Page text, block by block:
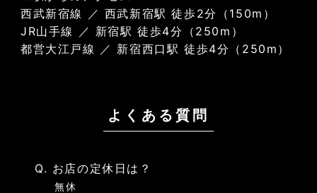
西武新宿線 ／ 西武新宿駅 徒歩2分（150m）
JR山手線 ／ 新宿駅 徒歩4分（250m）
都営大江戸線 ／ 新宿西口駅 徒歩4分（250m）
よくある質問
Q. お店の定休日は？
無休